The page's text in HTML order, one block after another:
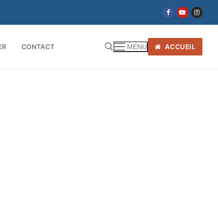
CONTACT MENU ACCUEIL